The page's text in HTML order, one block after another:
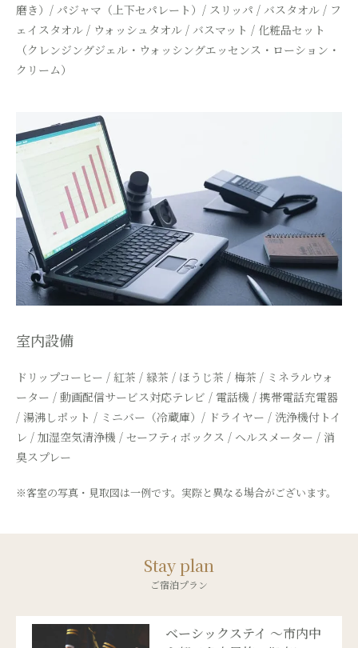
磨き）/ パジャマ（上下セパレート）/ スリッパ / バスタオル / フ
ェイスタオル / ウォッシュタオル / バスマット / 化粧品セット
（クレンジングジェル・ウォッシングエッセンス・ローション・
クリーム）
室内設備
ドリップコーヒー / 紅茶 / 緑茶 / ほうじ茶 / 梅茶 / ミネラルウォ
ーター / 動画配信サービス対応テレビ / 電話機 / 携帯電話充電器
/ 湯沸しポット / ミニバー（冷蔵庫）/ ドライヤー / 洗浄機付トイ
レ / 加湿空気清浄機 / セーフティボックス / ヘルスメーター / 消
臭スプレー
※客室の写真・見取図は一例です。実際と異なる場合がございます。
Stay plan
ご宿泊プラン
ベーシックステイ ～市内中